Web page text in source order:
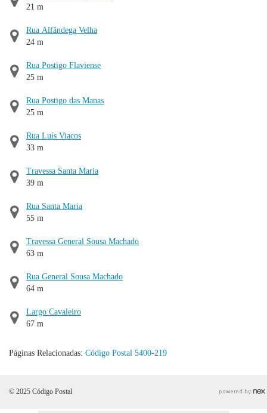
21 m
Rua Alfândega Velha
24 m
Rua Postigo Flaviense
25 m
Rua Postigo das Manas
25 m
Rua Luís Viacos
33 m
Travessa Santa Maria
39 m
Rua Santa Maria
55 m
Travessa General Sousa Machado
63 m
Rua General Sousa Machado
64 m
Largo Cavaleiro
67 m
Páginas Relacionadas: Código Postal 5400-219
© 2025 Código Postal